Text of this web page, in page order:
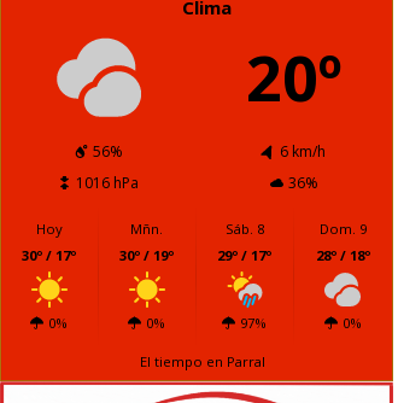
Clima
20º
56%
6 km/h
1016 hPa
36%
Hoy
30º / 17º
0%
Mñn.
30º / 19º
0%
Sáb. 8
29º / 17º
97%
Dom. 9
28º / 18º
0%
El tiempo en Parral